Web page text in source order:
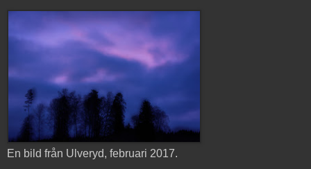
En bild från Ulveryd, februari 2017.